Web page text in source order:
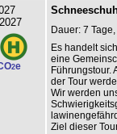
2e
Dauer: 7
Es handelt
eine
Führungstour.
der Tour
Wir werden
Ziel dieser